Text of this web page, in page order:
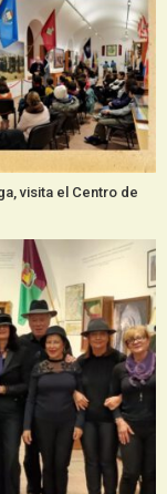
visita el Centro de